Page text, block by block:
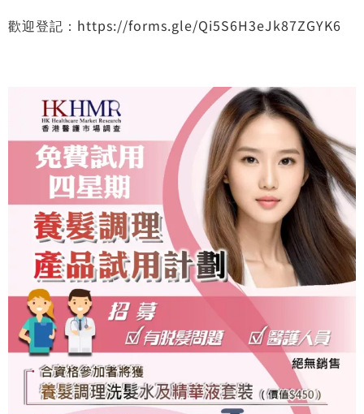
歡迎登記： https://forms.gle/Qi5S6H3eJk87ZGYK6